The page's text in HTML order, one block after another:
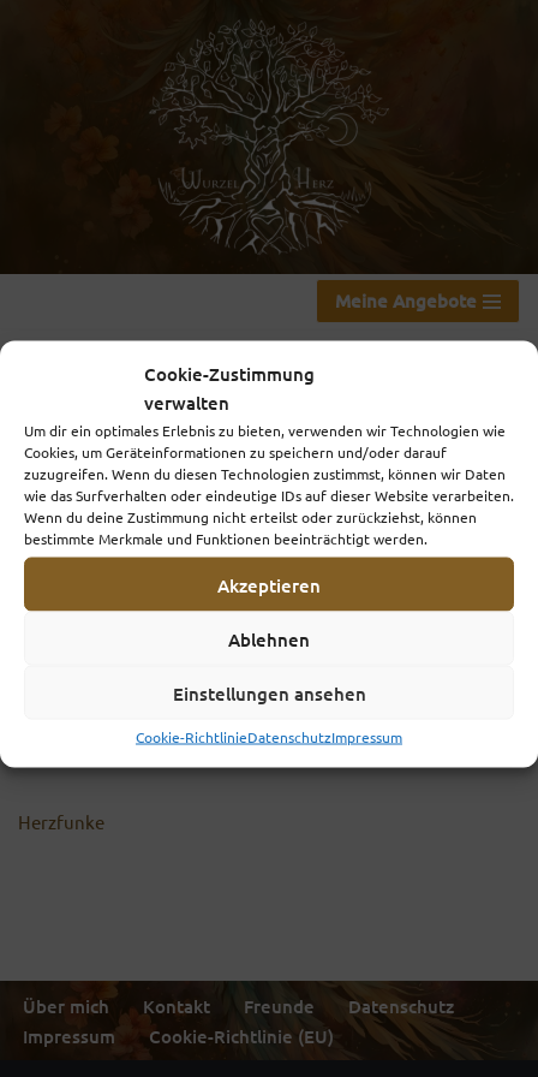
Cookie-Zustimmung
verwalten
Um dir ein optimales Erlebnis zu bieten, verwenden wir Technologien wie
Cookies, um Geräteinformationen zu speichern und/oder darauf
zuzugreifen. Wenn du diesen Technologien zustimmst, können wir Daten
wie das Surfverhalten oder eindeutige IDs auf dieser Website verarbeiten.
Wenn du deine Zustimmung nicht erteilst oder zurückziehst, können
bestimmte Merkmale und Funktionen beeinträchtigt werden.
Akzeptieren
Ablehnen
Einstellungen ansehen
Cookie-RichtlinieDatenschutzImpressum
Meine Angebote
Herzfunke
Herzfunke
Über mich Kontakt Freunde
Datenschutz
Impressum
Cookie-Richtlinie (EU)